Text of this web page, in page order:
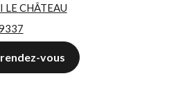
CHÂTEAU
vous